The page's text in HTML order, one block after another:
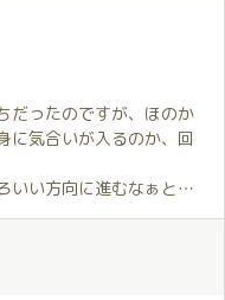
んが私の反応に合わせ
以上にそのときの気持
…
香さんがとても自然な感
から終始幸せな気持ち
ことが出来て嬉しかった
定期配信が始まりまし
だったのですが、ほのか
に気合いが入るのか、回
いい方向に進むなぁと思
で、久しぶりの２枠